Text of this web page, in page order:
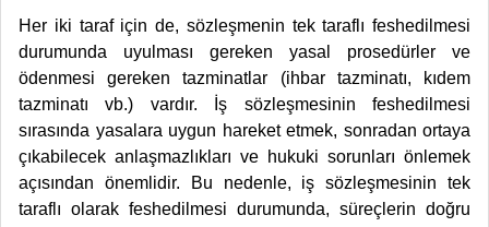
Her iki taraf için de, sözleşmenin tek taraflı feshedilmesi
durumunda uyulması gereken yasal prosedürler ve
ödenmesi gereken tazminatlar (ihbar tazminatı, kıdem
tazminatı vb.) vardır. İş sözleşmesinin feshedilmesi
sırasında yasalara uygun hareket etmek, sonradan ortaya
çıkabilecek anlaşmazlıkları ve hukuki sorunları önlemek
açısından önemlidir. Bu nedenle, iş sözleşmesinin tek
taraflı olarak feshedilmesi durumunda, süreçlerin doğru